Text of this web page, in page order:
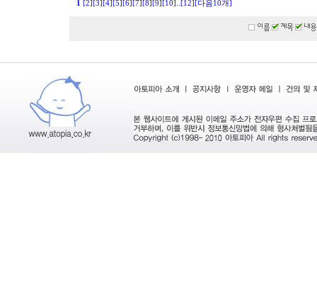
1 [2] [3] [4] [5] [6] [7] [8] [9] [10] [12] [다음10개]